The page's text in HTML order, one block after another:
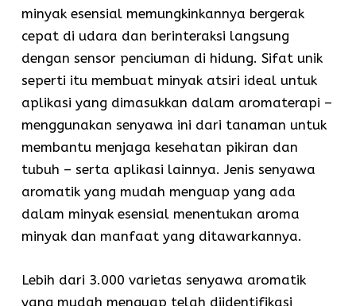
minyak esensial memungkinkannya bergerak
cepat di udara dan berinteraksi langsung
dengan sensor penciuman di hidung. Sifat unik
seperti itu membuat minyak atsiri ideal untuk
aplikasi yang dimasukkan dalam aromaterapi –
menggunakan senyawa ini dari tanaman untuk
membantu menjaga kesehatan pikiran dan
tubuh – serta aplikasi lainnya. Jenis senyawa
aromatik yang mudah menguap yang ada
dalam minyak esensial menentukan aroma
minyak dan manfaat yang ditawarkannya.
Lebih dari 3.000 varietas senyawa aromatik
yang mudah menguap telah diidentifikasi